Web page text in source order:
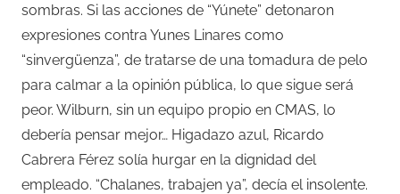
sombras. Si las acciones de “Yúnete” detonaron
expresiones contra Yunes Linares como
“sinvergüenza”, de tratarse de una tomadura de pelo
para calmar a la opinión pública, lo que sigue será
peor. Wilburn, sin un equipo propio en CMAS, lo
debería pensar mejor… Higadazo azul, Ricardo
Cabrera Férez solía hurgar en la dignidad del
empleado. “Chalanes, trabajen ya”, decía el insolente.